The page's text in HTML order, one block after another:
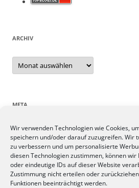
Wir verwenden Technologien wie Cookies,
speichern und/oder darauf zuzugreifen. Wir
zu verbessern und um personalisierte
diesen Technologien zustimmen, können
oder eindeutige IDs auf dieser Website
Zustimmung nicht erteilen oder
Funktionen beeinträchtigt werden.
ARCHIV
Archiv
META
Anmelden
Eintrags-Feed
Kommentar-Feed
WordPress.org